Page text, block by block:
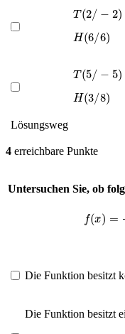
T(2/ 2)
H(6 6)
T(5/ 5)
H(3 8)
Lösungsweg
4 erreichbare Punkte
Untersuchen Sie, ob
(
Die Funktion besitzt
Die Funktion besitzt